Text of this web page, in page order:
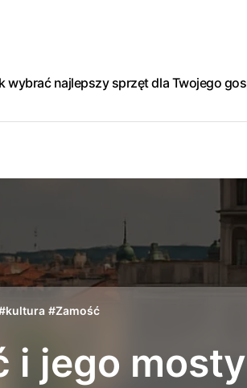
wybrać najlepszy sprzęt dla Twojego
kultura #Zamość
i jego